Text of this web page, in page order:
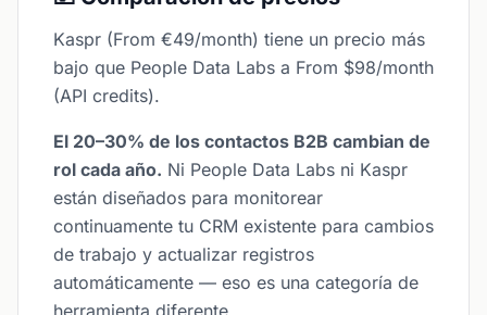
Kaspr (From €49/month) tiene un precio más
bajo que People Data Labs a From $98/month
(API credits).
El 20–30% de los contactos B2B cambian de
rol cada año. Ni People Data Labs ni Kaspr
están diseñados para monitorear
continuamente tu CRM existente para cambios
de trabajo y actualizar registros
automáticamente — eso es una categoría de
herramienta diferente.